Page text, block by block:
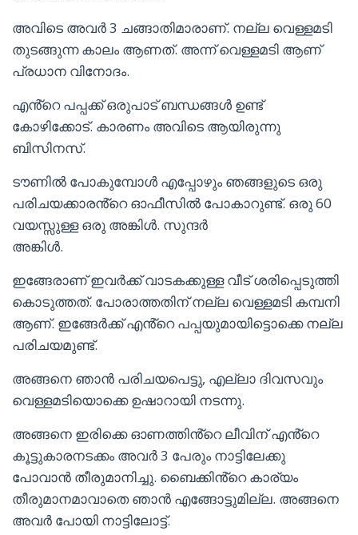
അവിടെ അവർ 3 ചങ്ങാതിമാരാണ്. നല്ല വെള്ളമടി
തുടങ്ങുന്ന കാലം ആണത്. അന്ന് വെള്ളമടി ആണ്
പ്രധാന വിനോദം.
എൻ്റെ പപ്പക്ക് ഒരുപാട് ബന്ധങ്ങൾ ഉണ്ട്
കോഴിക്കോട്. കാരണം അവിടെ ആയിരുന്നു
ബിസിനസ്‌.
ടൗണിൽ പോകുമ്പോൾ എപ്പോഴും ഞങ്ങളുടെ ഒരു
പരിചയക്കാരൻ്റെ ഓഫീസിൽ പോകാറുണ്ട്. ഒരു 60
വയസ്സുള്ള ഒരു അങ്കിൾ. സുന്ദർ
അങ്കിൾ.
ഇങ്ങേരാണ് ഇവർക്ക് വാടകക്കുള്ള വീട് ശരിപ്പെടുത്തി
കൊടുത്തത്. പോരാത്തതിന് നല്ല വെള്ളമടി കമ്പനി
ആണ്. ഇങ്ങേർക്ക് എൻ്റെ പപ്പയുമായിട്ടൊക്കെ നല്ല
പരിചയമുണ്ട്.
അങ്ങനെ ഞാൻ പരിചയപെട്ടു, എല്ലാ ദിവസവും
വെള്ളമടിയൊക്കെ ഉഷാറായി നടന്നു.
അങ്ങനെ ഇരിക്കെ ഓണത്തിൻ്റെ ലീവിന് എൻ്റെ
കൂട്ടുകാരനടക്കം അവർ 3 പേരും നാട്ടിലേക്കു
പോവാൻ തീരുമാനിച്ചു. ബൈക്കിൻ്റെ കാര്യം
തീരുമാനമാവാതെ ഞാൻ എങ്ങോട്ടുമില്ല. അങ്ങനെ
അവർ പോയി നാട്ടിലോട്ട്.